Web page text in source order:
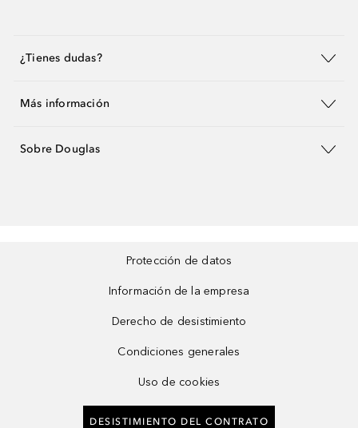
¿Tienes dudas?
Más información
Sobre Douglas
Protección de datos
Información de la empresa
Derecho de desistimiento
Condiciones generales
Uso de cookies
DESISTIMIENTO DEL CONTRATO